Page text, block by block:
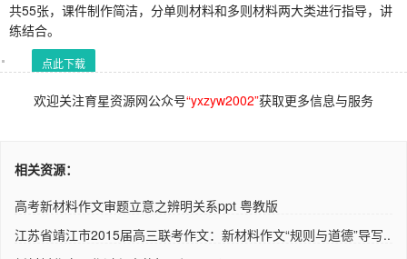
共55张，课件制作简洁，分单则材料和多则材料两大类进行指导，讲
练结合。
点此下载
欢迎关注育星资源网公众号“yxzyw2002”获取更多信息与服务
相关资源：
高考新材料作文审题立意之辨明关系ppt 粤教版
江苏省靖江市2015届高三联考作文：新材料作文“规则与道德”导写..